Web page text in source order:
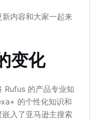
内容和大家一起来
变化
Rufus 的产品专业知
的个性化知识和
入了亚马逊主搜索